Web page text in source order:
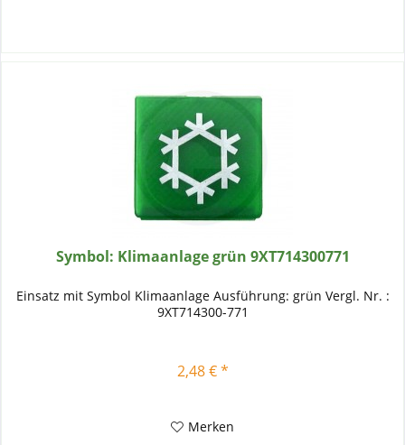
Symbol: Klimaanlage grün 9XT714300771
Einsatz mit Symbol Klimaanlage Ausführung: grün Vergl. Nr. :
9XT714300-771
2,48 € *
Merken